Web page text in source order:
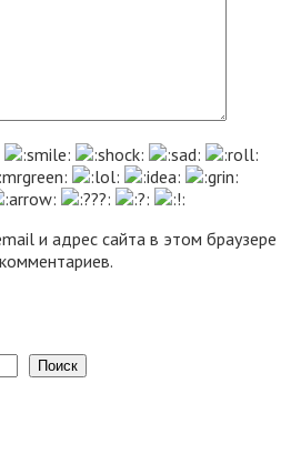
и адрес сайта в этом браузере
Поиск